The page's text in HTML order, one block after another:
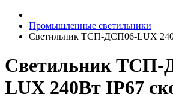
Промышленные светильники
Светильник ТСП-ДСП06-LUX
Светильник ТСП-
LUX 240Вт IP67